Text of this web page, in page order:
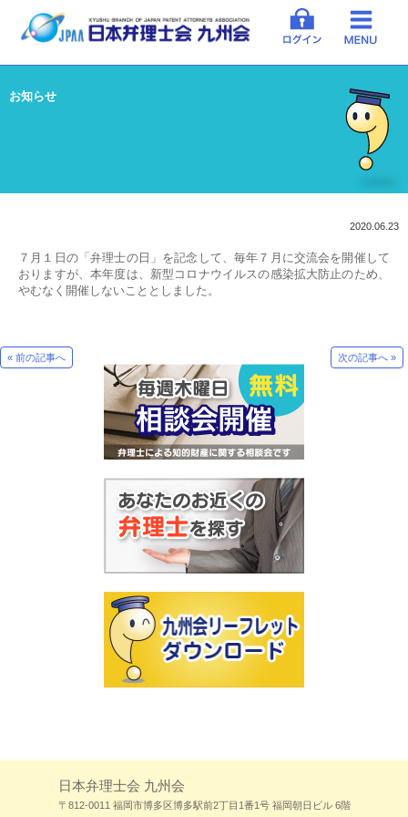
お知らせ
2020.06.23
７月１日の「弁理士の日」を記念して、毎年７月に交流会を開催して
おりますが、本年度は、新型コロナウイルスの感染拡大防止のため、
やむなく開催しないこととしました。
« 前の記事へ 次の記事へ »
日本弁理士会 九州会
〒812-0011 福岡市博多区博多駅前2丁目1番1号 福岡朝日ビル 6階